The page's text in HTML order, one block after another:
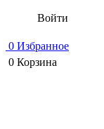
Войти
0 Избранное
0 Корзина